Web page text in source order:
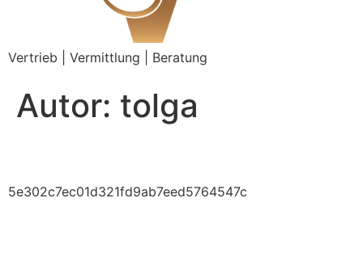
Vertrieb | Vermittlung | Beratung
Autor: tolga
5e302c7ec01d321fd9ab7eed5764547c